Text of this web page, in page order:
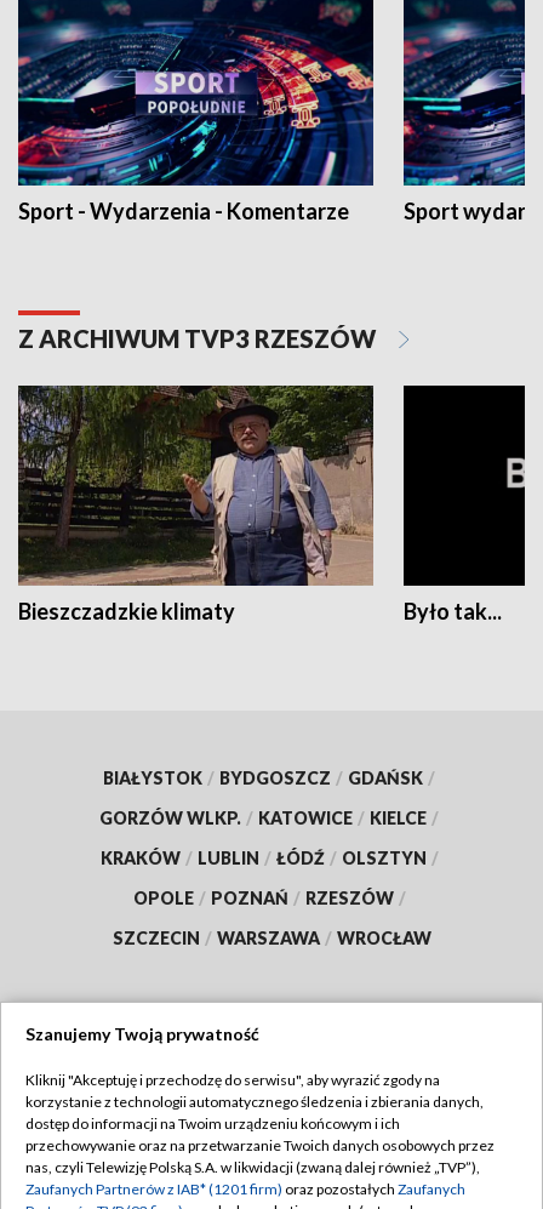
Sport - Wydarzenia - Komentarze Sport
Z ARCHIWUM TVP3 RZESZÓW
Bieszczadzkie klimaty Było tak...
BIAŁYSTOK / BYDGOSZCZ / GDAŃSK /
GORZÓW WLKP. / KATOWICE / KIELCE /
KRAKÓW / LUBLIN / ŁÓDŹ / OLSZTYN /
OPOLE / POZNAŃ / RZESZÓW /
SZCZECIN / WARSZAWA / WROCŁAW
TVP
Abonament TVP
Emisja w TVP
Regulamin TVP
Polityka prywatności
Szanujemy Twoją prywatność
Kliknij "Akceptuję i przechodzę do serwisu", aby wyrazić zgody na
korzystanie z technologii automatycznego śledzenia i zbierania danych,
dostęp do informacji na Twoim urządzeniu końcowym i ich
przechowywanie oraz na przetwarzanie Twoich danych osobowych przez
nas, czyli Telewizję Polską S.A. w likwidacji (zwaną dalej również „TVP”),
Zaufanych Partnerów z IAB* (1201 firm) oraz pozostałych Zaufanych